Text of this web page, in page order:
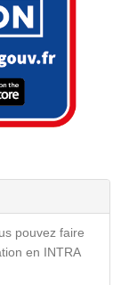
pouvez faire
en INTRA